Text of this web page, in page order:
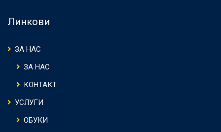
Линкови
ЗА НАС
ЗА НАС
КОНТАКТ
УСЛУГИ
ОБУКИ